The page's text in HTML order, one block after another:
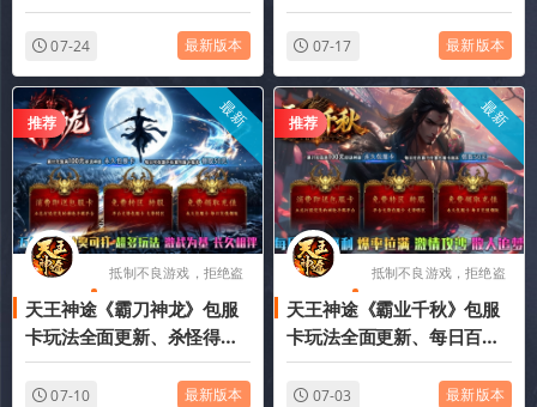
豪礼、在线领福利、会员免
费打、散人追梦（踏入仙途
07-24 最新版本
额路费、小怪爆充值、赞助
可打、丝滑无限刀（飞剑锻
07-17 最新版本
推荐 最新
抵制不良游戏，拒绝盗
版游戏
天王神途《霸刀神龙》包服
卡玩法全面更新、杀怪得许
愿抽奖、超多玩法、激战为
基、长久相伴（五行之力特
07-10 最新版本
推荐 最新
抵制不良游戏，拒绝盗
版游戏
天王神途《霸业千秋》包服
卡玩法全面更新、每日百元
福利、爆率拉满、激情攻
沙、散人追梦（命格修炼特
07-03 最新版本